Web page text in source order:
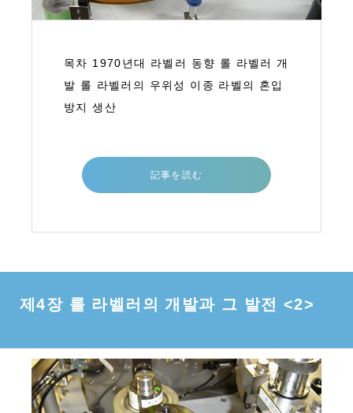
목차 1970년대 라벨러 동향 롤 라벨러 개
발 롤 라벨러의 우위성 이종 라벨의 혼입
방지 생산
記事を読む
제4장 롤 라벨러의 개발과 그 발전 <2>